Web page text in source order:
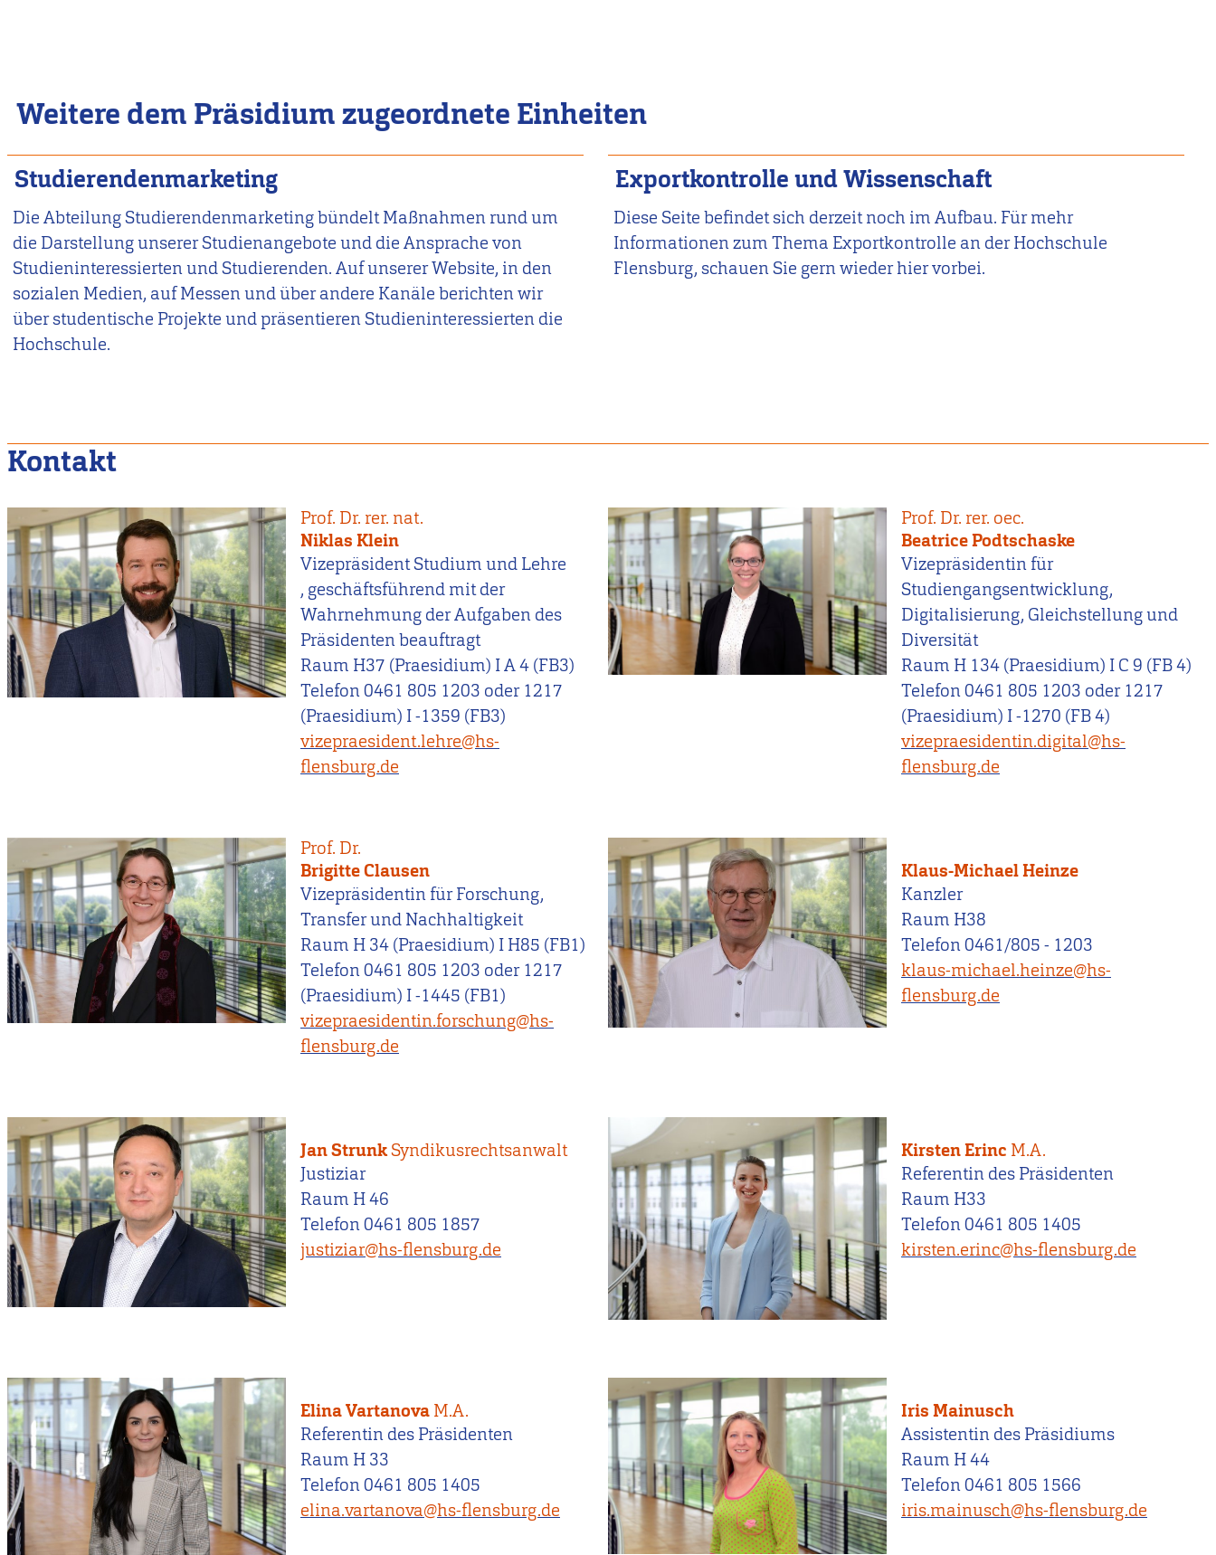
Weitere dem Präsidium zugeordnete Einheiten
Studierendenmarketing
Die Abteilung Studierendenmarketing bündelt Maßnahmen rund um
die Darstellung unserer Studienangebote und die Ansprache von
Studieninteressierten und Studierenden. Auf unserer Website, in den
sozialen Medien, auf Messen und über andere Kanäle berichten wir
über studentische Projekte und präsentieren Studieninteressierten die
Hochschule.
Exportkontrolle und Wissenschaft
Diese Seite befindet sich derzeit noch im Aufbau. Für mehr
Informationen zum Thema Exportkontrolle an der Hochschule
Flensburg, schauen Sie gern wieder hier vorbei.
Kontakt
Prof. Dr. rer. nat.
Niklas Klein
Vizepräsident Studium und Lehre
, geschäftsführend mit der
Wahrnehmung der Aufgaben des
Präsidenten beauftragt
Raum H37 (Praesidium) I A 4 (FB3)
Telefon 0461 805 1203 oder 1217
(Praesidium) I -1359 (FB3)
vizepraesident.lehre@hs-
flensburg.de
Prof. Dr. rer. oec.
Beatrice Podtschaske
Vizepräsidentin für
Studiengangsentwicklung,
Digitalisierung, Gleichstellung und
Diversität
Raum H 134 (Praesidium) I C 9 (FB 4)
Telefon 0461 805 1203 oder 1217
(Praesidium) I -1270 (FB 4)
vizepraesidentin.digital@hs-
flensburg.de
Prof. Dr.
Brigitte Clausen
Vizepräsidentin für Forschung,
Transfer und Nachhaltigkeit
Raum H 34 (Praesidium) I H85 (FB1)
Telefon 0461 805 1203 oder 1217
(Praesidium) I -1445 (FB1)
vizepraesidentin.forschung@hs-
flensburg.de
Klaus-Michael Heinze
Kanzler
Raum H38
Telefon 0461/805 - 1203
klaus-michael.heinze@hs-
flensburg.de
Jan StrunkSyndikusrechtsanwalt
Justiziar
Raum H 46
Telefon 0461 805 1857
justiziar@hs-flensburg.de
Kirsten Erinc M.A.
Referentin des Präsidenten
Raum H33
Telefon 0461 805 1405
kirsten.erinc@hs-flensburg.de
Elina Vartanova M.A.
Referentin des Präsidenten
Raum H 33
Telefon 0461 805 1405
elina.vartanova@hs-flensburg.de
Iris Mainusch
Assistentin des Präsidiums
Raum H 44
Telefon 0461 805 1566
iris.mainusch@hs-flensburg.de